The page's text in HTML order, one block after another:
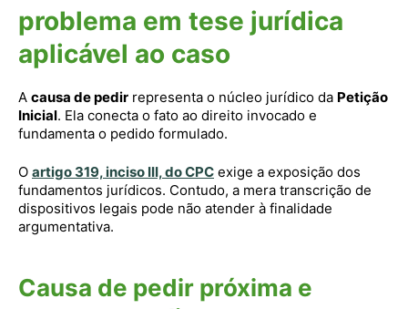
problema em tese jurídica
aplicável ao caso
A causa de pedir representa o núcleo jurídico da Petição
Inicial. Ela conecta o fato ao direito invocado e
fundamenta o pedido formulado.
O artigo 319, inciso III, do CPC exige a exposição dos
fundamentos jurídicos. Contudo, a mera transcrição de
dispositivos legais pode não atender à finalidade
argumentativa.
Causa de pedir próxima e